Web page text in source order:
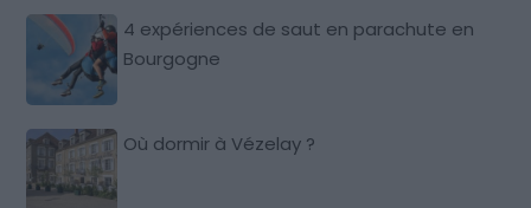
4 expériences de saut en parachute en
Bourgogne
Où dormir à Vézelay ?